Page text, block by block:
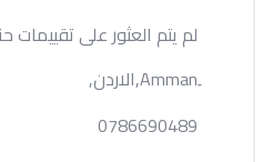
0786690489
لم يتم العثور على تقييمات